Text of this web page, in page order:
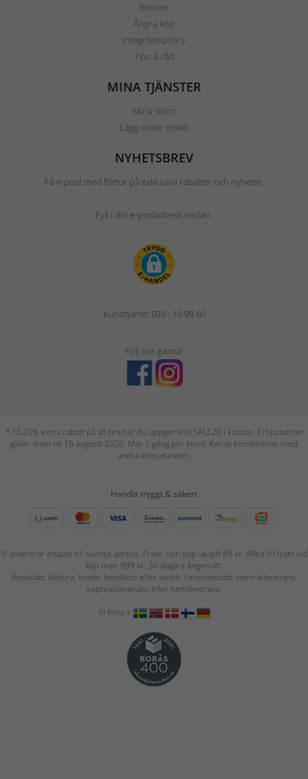
Returer
Ångra köp
Integritetspolicy
Tips & råd
MINA TJÄNSTER
Mina sidor
Lägg order direkt
NYHETSBREV
Få e-post med förtur på exklusiva rabatter och nyheter.
Fyll i din e-postadress nedan.
Kundtjänst: 033 - 16 99 60
Följ oss gärna!
* Få 20% extra rabatt på all rea när du uppger kod SALE20 i kassan. Erbjudandet
gäller fram till 16 augusti 2026. Max 1 gång per kund. Kan ej kombineras med
andra erbjudanden.
Handla tryggt & säkert
Vi levererar endast till svensk adress. Frakt- och exp.-avgift 69 kr. Alltid fri frakt vid
köp över 899 kr. 30 dagars ångerrätt.
Betalsätt: faktura, konto, betalkort eller swish. Leveranssätt: normalleverans,
expressleverans eller hemleverans.
Vi finns i: